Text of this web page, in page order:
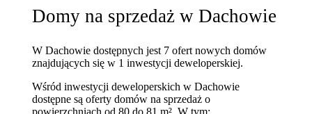
Domy na sprzedaż w Dachowie
W Dachowie dostępnych jest 7 ofert nowych domów
znajdujących się w 1 inwestycji deweloperskiej.
Wśród inwestycji deweloperskich w Dachowie
dostępne są oferty domów na sprzedaż o